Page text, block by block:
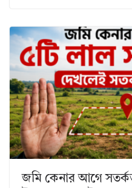
জমি কেনার আগে